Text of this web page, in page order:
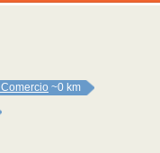
~0 km